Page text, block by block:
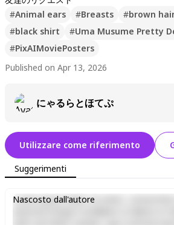
#Animal ears #Breasts #brown
#black shirt #Uma Musume Pretty
#PixAIMoviePosters
Published on Apr 13, 2026
にゃるらとほてぷ
Utilizzare come riferimento
Suggerimenti
Lorem ipsum dolor sit amet, consectetur
Nascosto dall'autore